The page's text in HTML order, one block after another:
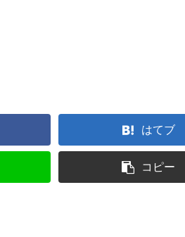
はてブ
コピー